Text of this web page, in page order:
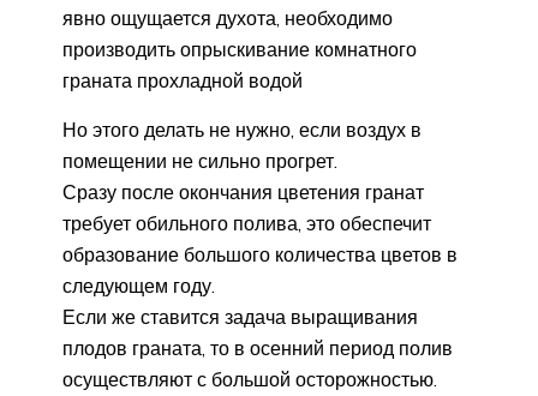
явно ощущается духота, необходимо
производить опрыскивание комнатного
граната прохладной водой
Но этого делать не нужно, если воздух в
помещении не сильно прогрет.
Сразу после окончания цветения гранат
требует обильного полива, это обеспечит
образование большого количества цветов в
следующем году.
Если же ставится задача выращивания
плодов граната, то в осенний период полив
осуществляют с большой осторожностью.